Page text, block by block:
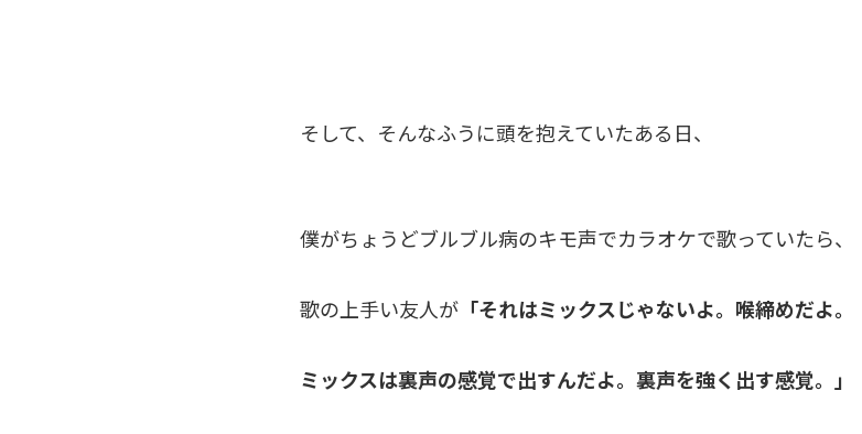
そして、そんなふうに頭を抱えていたある日、
僕がちょうどブルブル病のキモ声でカラオケで歌っていたら、
歌の上手い友人が 「それはミックスじゃないよ。喉締めだよ。
ミックスは裏声の感覚で出すんだよ。裏声を強く出す感覚。」